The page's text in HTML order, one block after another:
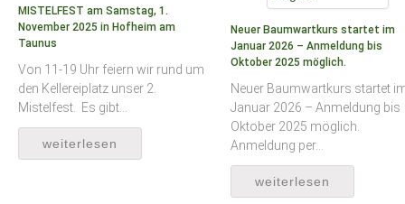
MISTELFEST am Samstag, 1.
November 2025 in Hofheim am
Taunus
Von 11-19 Uhr feiern wir rund um
den Kellereiplatz unser 2.
Mistelfest. Es gibt…
weiterlesen
Neuer Baumwartkurs startet im
Januar 2026 – Anmeldung bis
Oktober 2025 möglich.
Neuer Baumwartkurs startet
Januar 2026 – Anmeldung bis
Oktober 2025 möglich.
Anmeldung per…
weiterlesen